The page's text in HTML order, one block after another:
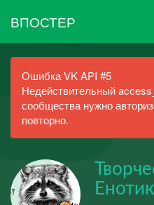
ВПОСТЕР
Ошибка VK API #5
Недействительный
сообщества нужно
повторно.